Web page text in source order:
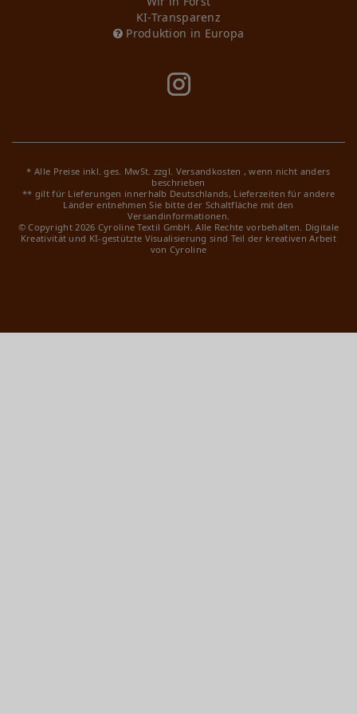
KI-Transparenz
Produktion in Europa
* Alle Preise inkl. ges. MwSt. zzgl. Versandkosten , wenn nicht anders
beschrieben
** gilt für Lieferungen innerhalb Deutschlands, Lieferzeiten für andere
Länder entnehmen Sie bitte der Schaltfläche mit den
Versandinformationen.
© Copyright 2026 Cyroline Textil GmbH. Alle Rechte vorbehalten. Digitale
Kreativität und KI-gestützte Visualisierung sind Teil der kreativen Arbeit
von Cyroline